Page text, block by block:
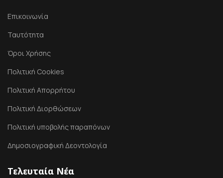
Επικοινωνία
Ταυτότητα
Όροι Χρήσης
Πολιτική Cookies
Πολιτική Απορρήτου
Πολιτική Διορθώσεων
Πολιτική υποβολής παραπόνων
Δημοσιογραφική Δεοντολογία
Τελευταία Νέα